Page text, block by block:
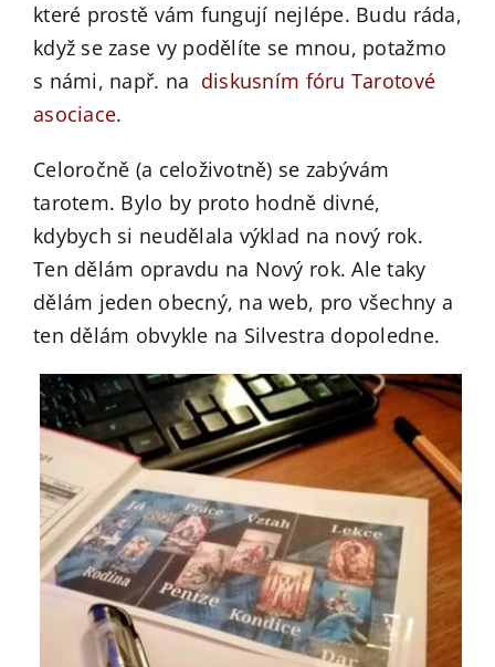
které prostě vám fungují nejlépe. Budu ráda,
když se zase vy podělíte se mnou, potažmo
s námi, např. na diskusním fóru Tarotové
asociace.
Celoročně (a celoživotně) se zabývám
tarotem. Bylo by proto hodně divné,
kdybych si neudělala výklad na nový rok.
Ten dělám opravdu na Nový rok. Ale taky
dělám jeden obecný, na web, pro všechny a
ten dělám obvykle na Silvestra dopoledne.